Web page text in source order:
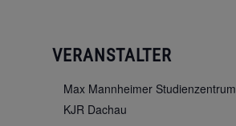
VERANSTALTER
Max Mannheimer Studienzentrum
KJR Dachau